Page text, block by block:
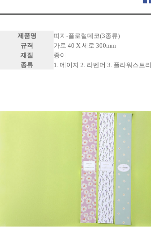
제품명
띠지-플로럴데코(3종류)
규격
가로 40 X 세로 300mm
재질
종이
종류
1. 데이지 2. 라벤더 3. 플라워스토리